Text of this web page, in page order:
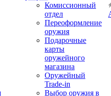
Комиссионный
отдел
Переоформление
оружия
Подарочные
карты
оружейного
магазина
Оружейный
Trade-in
Выбор оружия в